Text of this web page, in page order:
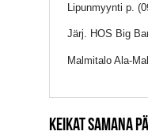
Lipunmyynti p.
Järj. HOS Big
Malmitalo Ala-
KEIKAT SAMANA